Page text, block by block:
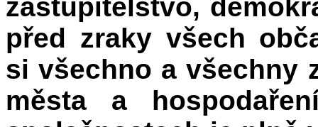
zastupitelstvo,
před zraky všech
si všechno a všechny
města a